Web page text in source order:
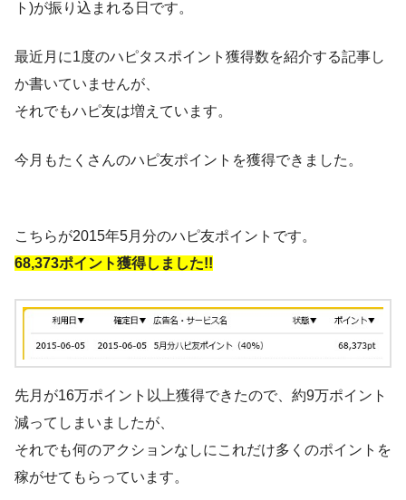
ト)が振り込まれる日です。
最近月に1度のハピタスポイント獲得数を紹介する記事し
か書いていませんが、
それでもハピ友は増えています。
今月もたくさんのハピ友ポイントを獲得できました。
こちらが2015年5月分のハピ友ポイントです。
68,373ポイント獲得しました!!
先月が16万ポイント以上獲得できたので、約9万ポイント
減ってしまいましたが、
それでも何のアクションなしにこれだけ多くのポイントを
稼がせてもらっています。